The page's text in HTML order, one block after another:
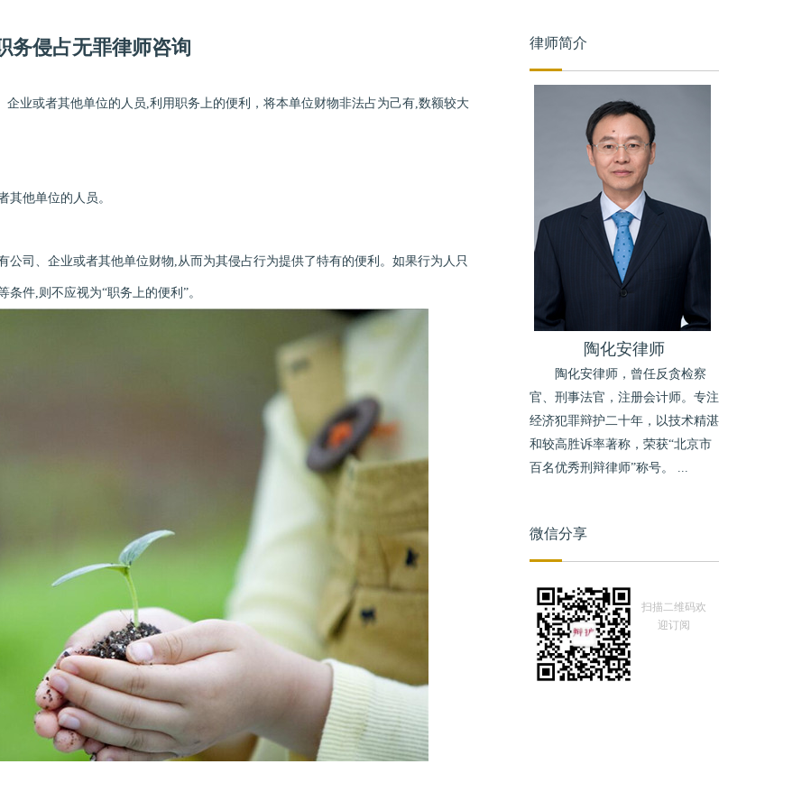
务侵占无罪律师咨询
业或者其他单位的人员,利用职务上的便利，将本单位财物非法占为己有,数额较大
他单位的人员。
司、企业或者其他单位财物,从而为其侵占行为提供了特有的便利。如果行为人只
件,则不应视为“职务上的便利”。
律师简介
陶化安律师
陶化安律师，曾任反贪检察
官、刑事法官，注册会计师。专注
经济犯罪辩护二十年，以技术精湛
和较高胜诉率著称，荣获“北京市
百名优秀刑辩律师”称号。 ...
微信分享
扫描二维码欢
迎订阅